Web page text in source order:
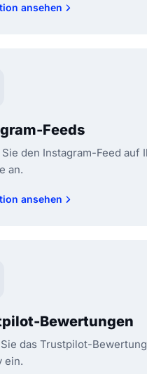
ansehen
Feeds
den Instagram-Feed auf
an.
ansehen
Bewertungen
das Trustpilot-
ein.